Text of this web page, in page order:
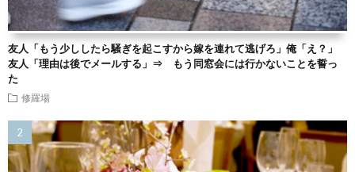
友人「もう少ししたら騒ぎを起こすから嫁を連れて逃げろ」俺「え？」
友人「理由は後でメールする」⇒ もう同窓会には行かないことを誓っ
た
修羅場